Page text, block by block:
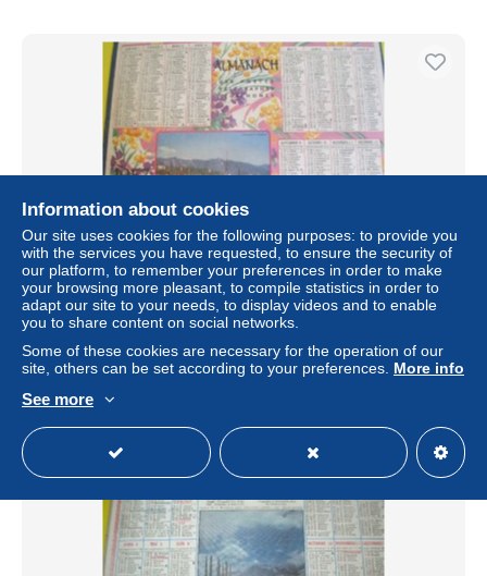
Almanach des Postes Télégraphes Téléphones /Port
Méditerranéen /Seine & Oise/Oller/Paris/1957 CAL333
± $5.77
Information about cookies
Our site uses cookies for the following purposes: to provide you
with the services you have requested, to ensure the security of
our platform, to remember your preferences in order to make
your browsing more pleasant, to compile statistics in order to
adapt our site to your needs, to display videos and to enable
you to share content on social networks.
Some of these cookies are necessary for the operation of our
site, others can be set according to your preferences. More info
See more